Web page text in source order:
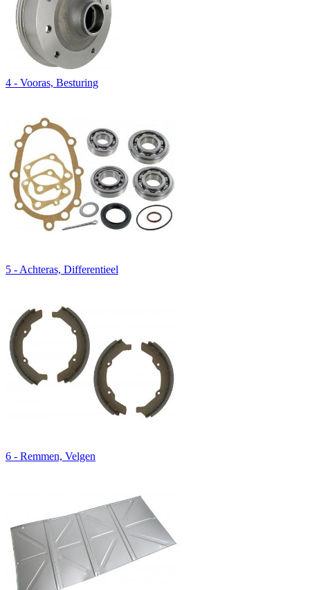
4 - Vooras, Besturing
5 - Achteras, Differentieel
6 - Remmen, Velgen